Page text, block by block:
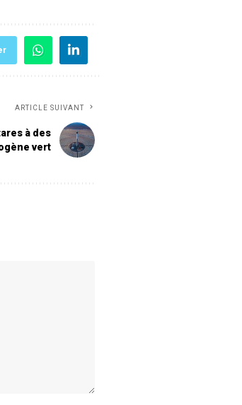
ARTICLE SUIVANT
à des
vert